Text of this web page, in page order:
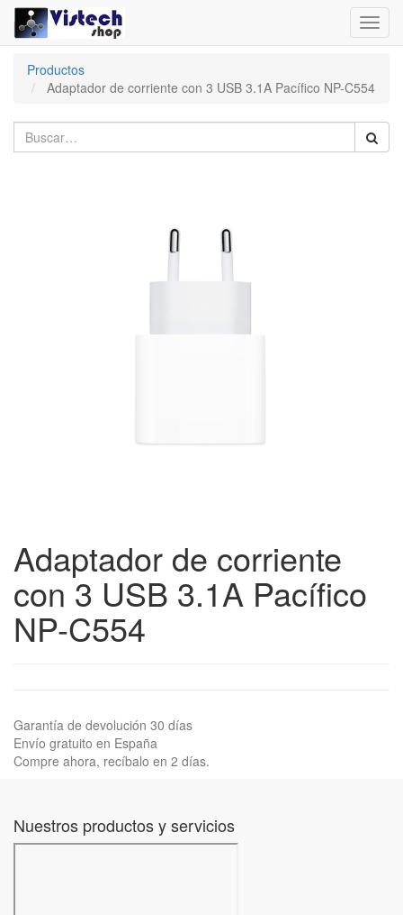
Productos
Adaptador de corriente con 3 USB 3.1A Pacífico NP-C554
Adaptador de corriente
con 3 USB 3.1A Pacífico
NP-C554
Garantía de devolución 30 días
Envío gratuito en España
Compre ahora, recíbalo en 2 días.
Nuestros productos y servicios